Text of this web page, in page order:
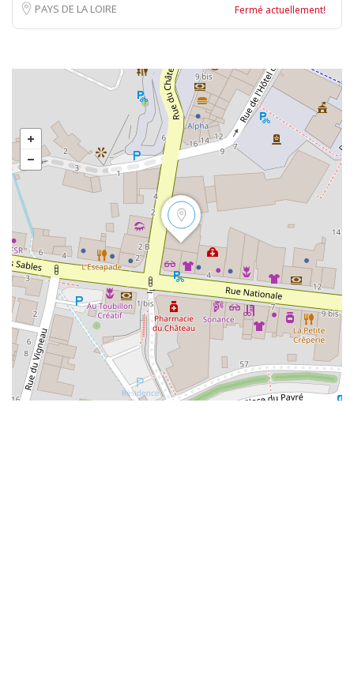
PAYS DE LA LOIRE Fermé actuellement!